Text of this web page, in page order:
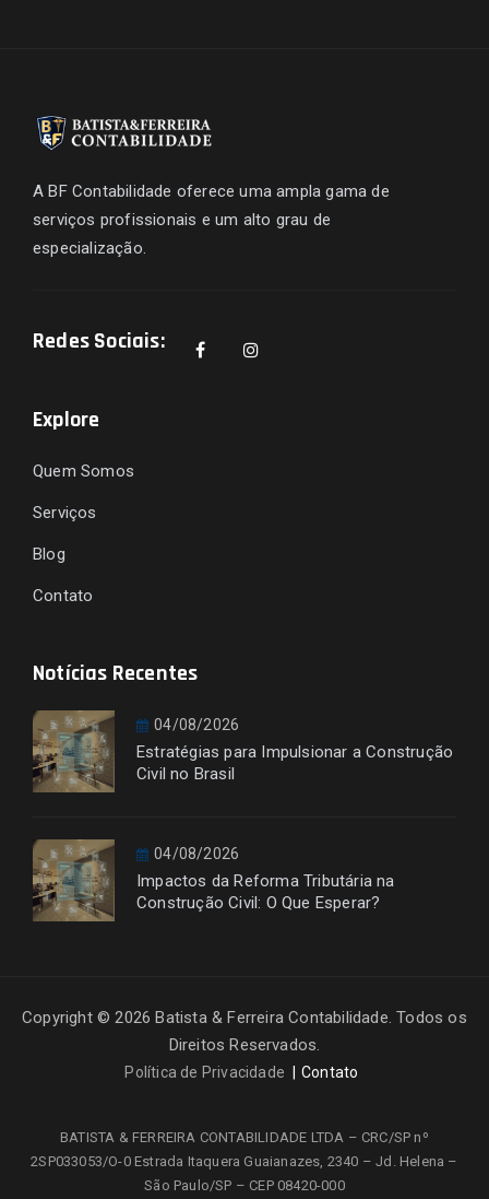
A BF Contabilidade oferece uma ampla gama de
serviços profissionais e um alto grau de
especialização.
Redes Sociais:
Explore
Quem Somos
Serviços
Blog
Contato
Notícias Recentes
04/08/2026
Estratégias para Impulsionar a Construção
Civil no Brasil
04/08/2026
Impactos da Reforma Tributária na
Construção Civil: O Que Esperar?
Copyright © 2026 Batista & Ferreira Contabilidade. Todos os
Direitos Reservados.
Política de Privacidade Contato
BATISTA & FERREIRA CONTABILIDADE LTDA – CRC/SP nº
2SP033053/O-0Estrada Itaquera Guaianazes, 2340 – Jd. Helena –
São Paulo/SP – CEP 08420-000